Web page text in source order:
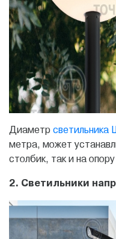
Диаметр светильника
метра, может
столбик, так и на
2. Светильники